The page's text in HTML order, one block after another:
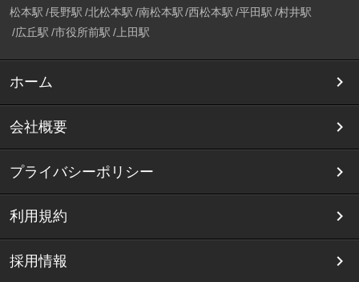
松本駅 長野駅 北松本駅 南松本駅 西松本駅 平田駅 村井駅
広丘駅 市役所前駅 上田駅
ホーム
会社概要
プライバシーポリシー
利用規約
採用情報